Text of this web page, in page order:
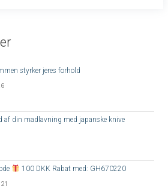
styrker jeres forhold
af din madlavning med japanske knive
100 DKK Rabat med: GH670220